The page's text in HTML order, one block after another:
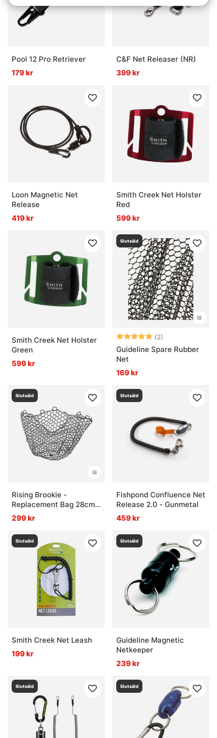
Pool 12 Pro Retriever
179 kr
C&F Net Releaser (NR)
399 kr
Loon Magnetic Net
Release
419 kr
Smith Creek Net Holster
Red
599 kr
Smith Creek Net Holster
Green
599 kr
Slutsåld
Betyg: (2)
Guideline Spare Rubber
Net
169 kr
Slutsåld
Rising Brookie -
Replacement Bag 28cm
Deep
299 kr
Slutsåld
Fishpond Confluence Net
Release 2.0 - Gunmetal
459 kr
Slutsåld
Smith Creek Net Leash
199 kr
Slutsåld
Guideline Magnetic
Netkeeper
239 kr
Slutsåld Slutsåld